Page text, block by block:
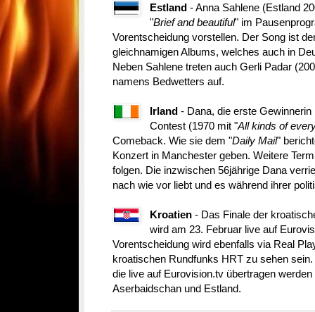
Estland- Anna Sahlene (Estland
"Brief and beautiful" im
Vorentscheidung vorstellen. Der Song ist
gleichnamigen Albums, welches auch in
Neben Sahlene treten auch Gerli Padar
namens Bedwetters auf.
Irland - Dana, die erste
Contest (1970 mit "All kinds of
Comeback. Wie sie dem "Daily Mail"
Konzert in Manchester geben. Weitere
folgen. Die inzwischen 56jährige Dana
nach wie vor liebt und es während ihrer
Kroatien - Das Finale der
wird am 23. Februar live auf
Vorentscheidung wird ebenfalls via Real
kroatischen Rundfunks HRT zu sehen
die live auf Eurovision.tv übertragen
Aserbaidschan und Estland.